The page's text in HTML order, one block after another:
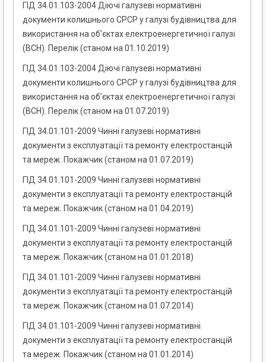
ГІД 34.01.103-2004 Діючі галузеві нормативні
документи колишнього СРСР у галузі будівництва для
використання на об’єктах електроенергетичної галузі
(ВСН). Перелік (станом на 01.10.2019)
ГІД 34.01.103-2004 Діючі галузеві нормативні
документи колишнього СРСР у галузі будівництва для
використання на об’єктах електроенергетичної галузі
(ВСН). Перелік (станом на 01.07.2019)
ГІД 34.01.101-2009 Чинні галузеві нормативні
документи з експлуатації та ремонту електростанцій
та мереж. Покажчик (станом на 01.07.2019)
ГІД 34.01.101-2009 Чинні галузеві нормативні
документи з експлуатації та ремонту електростанцій
та мереж. Покажчик (станом на 01.04.2019)
ГІД 34.01.101-2009 Чинні галузеві нормативні
документи з експлуатації та ремонту електростанцій
та мереж. Покажчик (станом на 01.01.2018)
ГІД 34.01.101-2009 Чинні галузеві нормативні
документи з експлуатації та ремонту електростанцій
та мереж. Покажчик (станом на 01.07.2014)
ГІД 34.01.101-2009 Чинні галузеві нормативні
документи з експлуатації та ремонту електростанцій
та мереж. Покажчик (станом на 01.01.2014)